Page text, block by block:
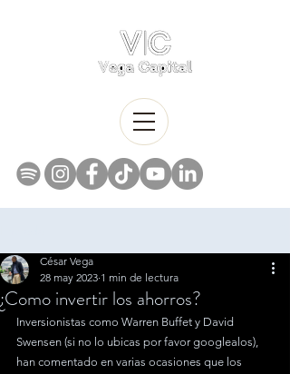
¿Como invertir los ahorros?
César Vega
28 may 2023 1 min de lectura
Inversionistas como Warren Buffet y David
Swensen (si no lo ubicas por favor googlealos),
han comentado en varias ocasiones que los